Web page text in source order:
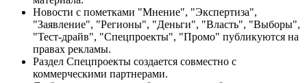
Новости с пометками "Мнение", "Экспертиза",
"Заявление", "Регионы", "Деньги", "Власть", "Выборы",
"Тест-драйв", "Спецпроекты", "Промо" публикуются на
правах рекламы.
Раздел Спецпроекты создается совместно с
коммерческими партнерами.